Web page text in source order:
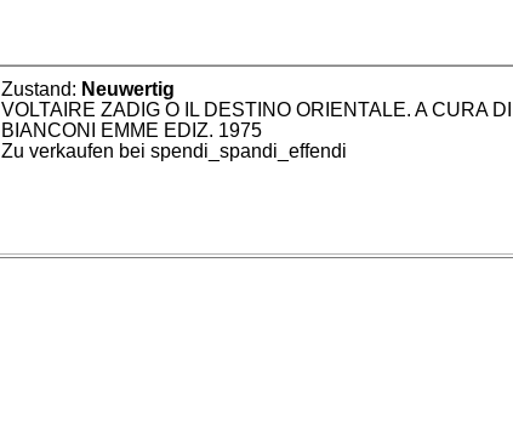
Zustand: Neuwertig
VOLTAIRE ZADIG O IL DESTINO ORIENTALE. A CURA
BIANCONI EMME EDIZ. 1975
Zu verkaufen bei spendi_spandi_effendi